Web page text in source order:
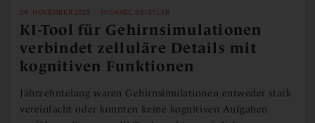
24. NOVEMBER 2025 MICHAEL DEISTLER
KI-Tool für Gehirnsimulationen
verbindet zelluläre Details mit
kognitiven Funktionen
Jahrzehntelang waren Gehirnsimulationen entweder stark
vereinfacht oder konnten keine kognitiven Aufgaben